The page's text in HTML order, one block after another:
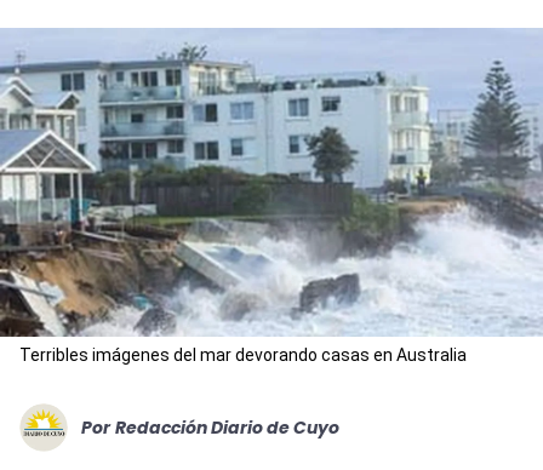
Terribles imágenes del mar devorando casas en Australia
Por Redacción Diario de Cuyo